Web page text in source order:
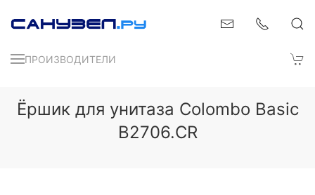
ПРОИЗВОДИТЕЛИ
Ёршик для унитаза Colombo Basic
B2706.CR